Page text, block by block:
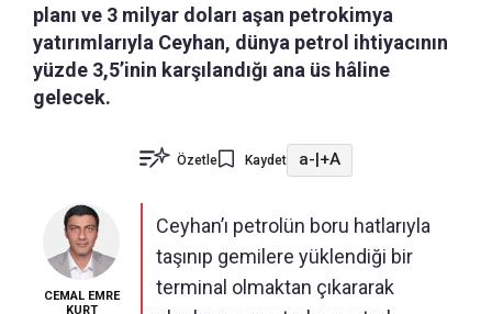
planı ve 3 milyar doları aşan petrokimya
yatırımlarıyla Ceyhan, dünya petrol ihtiyacının
yüzde 3,5’inin karşılandığı ana üs hâline
gelecek.
Özetle Kaydet a-|+A
CEMAL EMRE
KURT
Ceyhan’ı petrolün boru hatlarıyla
taşınıp gemilere yüklendiği bir
terminal olmaktan çıkararak